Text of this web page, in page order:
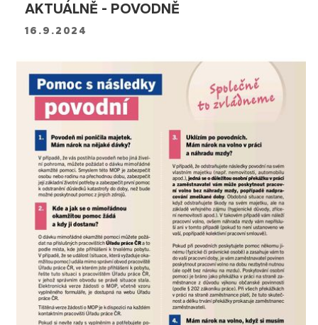
AKTUÁLNĚ - POVODNĚ
16.9.2024